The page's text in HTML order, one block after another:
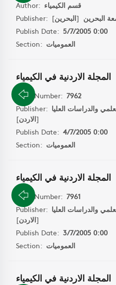
Author: قسم الكيمياء
Publisher:
البحرين [البحرين]
Publish Date: 5/7/2005 0:00
Section: العموميات
المجلة الاردنية في الكيمياء
Book Number: 7962
Publisher: والدراسات العليا
[الاردن]
Publish Date: 4/7/2005 0:00
Section: العموميات
المجلة الاردنية في الكيمياء
Book Number: 7961
Publisher: والدراسات العليا
[الاردن]
Publish Date: 3/7/2005 0:00
Section: العموميات
المجلة الاردنية في الكيمياء